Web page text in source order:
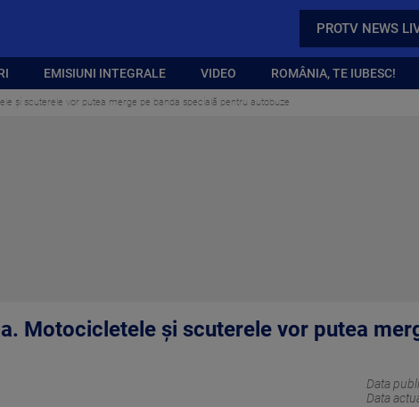
PROTV NEWS
EMISIUNI INTEGRALE VIDEO ROMÂNIA, TE IUBESC!
și scuterele vor putea merge pe banda specială pentru autobuze
Motocicletele și scuterele vor putea
Data
Data